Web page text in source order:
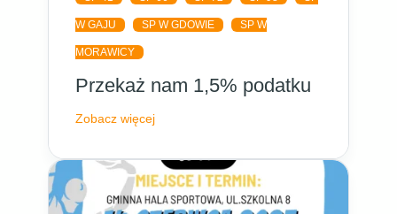
W GAJU SP W GDOWIE SP W
MORAWICY
Przekaż nam 1,5% podatku
Zobacz więcej